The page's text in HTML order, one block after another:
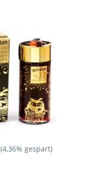
(4,36% gespart)